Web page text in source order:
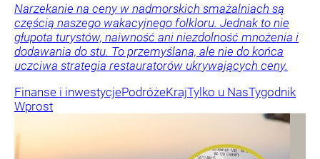
Narzekanie na ceny w nadmorskich smażalniach są
częścią naszego wakacyjnego folkloru. Jednak to nie
głupota turystów, naiwność ani niezdolność mnożenia i
dodawania do stu. To przemyślana, ale nie do końca
uczciwa strategia restauratorów ukrywających ceny.
Finanse i inwestycjePodróżeKrajTylko u NasTygodnik
Wprost